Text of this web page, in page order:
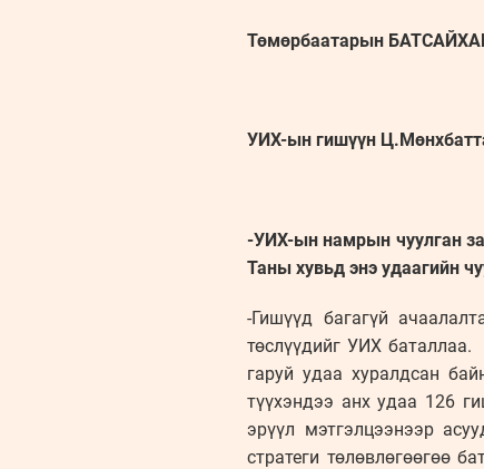
Төмөрбаатарын
УИХ-ын гишүүн
-УИХ-ын намрын чуулган
Таны хувьд энэ удаагийн
-Гишүүд багагүй
төслүүдийг УИХ
гаруй удаа хуралдсан
түүхэндээ анх удаа 126
эрүүл мэтгэлцээнээр
стратеги төлөвлөгөөгөө